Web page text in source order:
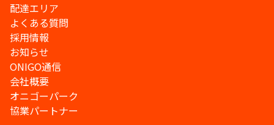
配達エリア
よくある質問
採用情報
お知らせ
ONIGO通信
会社概要
オニゴーパーク
協業パートナー